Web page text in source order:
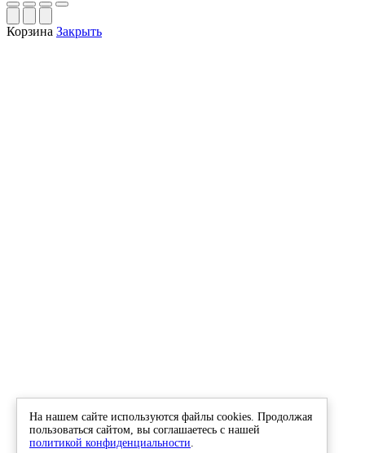
Корзина Закрыть
На нашем сайте используются файлы cookies. Продолжая
пользоваться сайтом, вы соглашаетесь с нашей
политикой конфиденциальности.